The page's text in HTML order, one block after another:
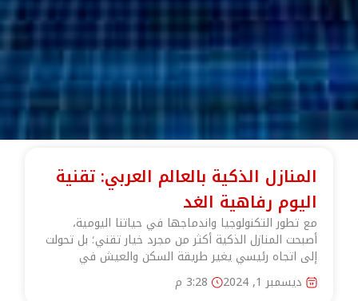
المنازل الذكية بالعالم العربي: تقنية
اليوم رفاهية الغد
مع تطور التكنولوجيا واندماجها في حياتنا اليومية،
أصبحت المنازل الذكية أكثر من مجرد خيار تقني؛ بل تحولت
إلى اتجاه رئيسي يغير طريقة السكن والعيش في
ديسمبر 1, 2024
3:28 م